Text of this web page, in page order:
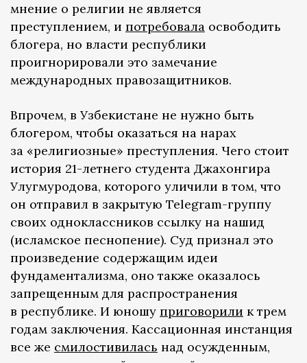
мнение о религии не является
преступлением, и потребовала освободить
блогера, но власти республики
проигнорировали это замечание
международных правозащитников.
Впрочем, в Узбекистане не нужно быть
блогером, чтобы оказаться на нарах
за «религиозные» преступления. Чего стоит
история 21-летнего студента Джахонгира
Улугмуродова, которого уличили в том, что
он отправил в закрытую Telegram-группу
своих одноклассников ссылку на нашид
(исламское песнопение). Суд признал это
произведение содержащим идеи
фундаментализма, оно также оказалось
запрещенным для распространения
в республике. И юношу приговорили к трем
годам заключения. Кассационная инстанция
все же смилостивилась над осужденным,